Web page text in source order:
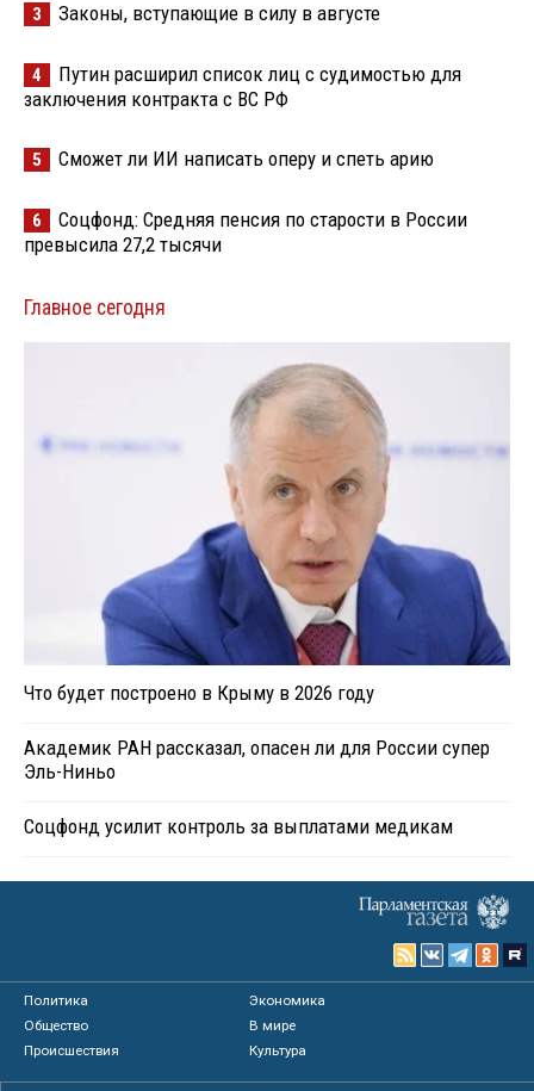
3 Законы, вступающие в силу в августе
4
Путин расширил список лиц с судимостью для
заключения контракта с ВС РФ
5 Сможет ли ИИ написать оперу и спеть арию
6
Соцфонд: Средняя пенсия по старости в России
превысила 27,2 тысячи
Главное сегодня
Что будет построено в Крыму в 2026 году
Академик РАН рассказал, опасен ли для России супер
Эль-Ниньо
Соцфонд усилит контроль за выплатами медикам
Политика
Экономика
Общество
В мире
Происшествия
Культура